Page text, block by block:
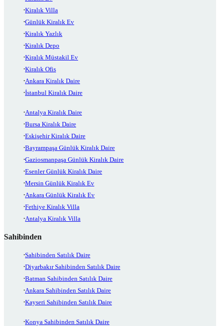
Kiralık Villa
Günlük Kiralık Ev
Kiralık Yazlık
Kiralık Depo
Kiralık Müstakil Ev
Kiralık Ofis
Ankara Kiralık Daire
İstanbul Kiralık Daire
Antalya Kiralık Daire
Bursa Kiralık Daire
Eskişehir Kiralık Daire
Bayrampaşa Günlük Kiralık Daire
Gaziosmanpaşa Günlük Kiralık Daire
Esenler Günlük Kiralık Daire
Mersin Günlük Kiralık Ev
Ankara Günlük Kiralık Ev
Fethiye Kiralık Villa
Antalya Kiralık Villa
Sahibinden
Sahibinden Satılık Daire
Diyarbakır Sahibinden Satılık Daire
Batman Sahibinden Satılık Daire
Ankara Sahibinden Satılık Daire
Kayseri Sahibinden Satılık Daire
Konya Sahibinden Satılık Daire